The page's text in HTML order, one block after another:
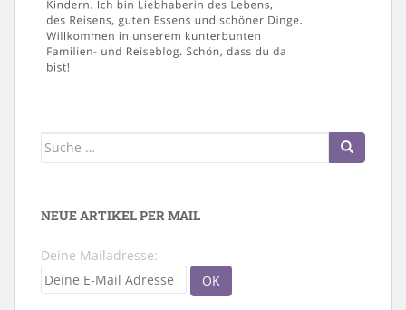
Suche
NEUE ARTIKEL PER MAIL
Deine Mailadresse: